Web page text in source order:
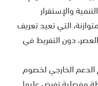
والإستقرار
التي تعيد تعريف
دون التفريط في
الدعم الخارجي لخصوم
مفصلية تفرض عليها